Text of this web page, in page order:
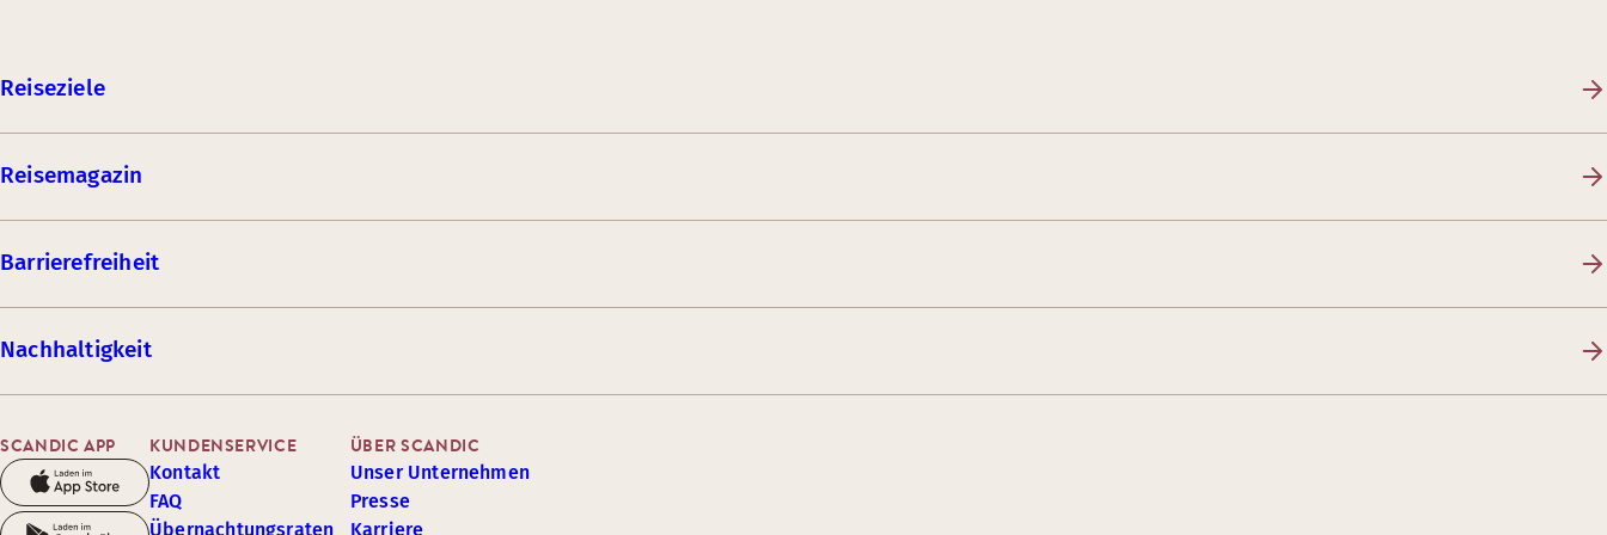
Reiseziele
Reisemagazin
Barrierefreiheit
Nachhaltigkeit
SCANDIC APP KUNDENSERVICE
Kontakt
FAQ
Übernachtungsraten
ÜBER SCANDIC
Unser Unternehmen
Presse
Karriere